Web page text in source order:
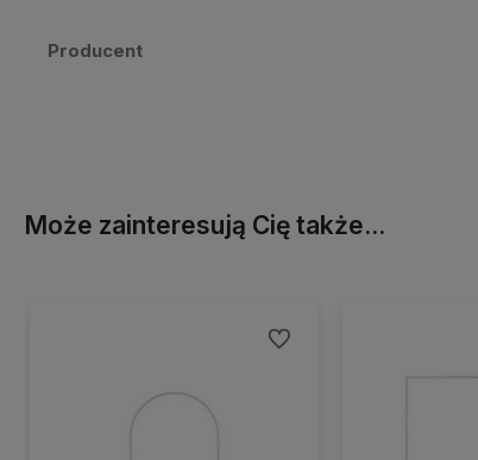
Producent
Może zainteresują Cię także...
Do ulubionych